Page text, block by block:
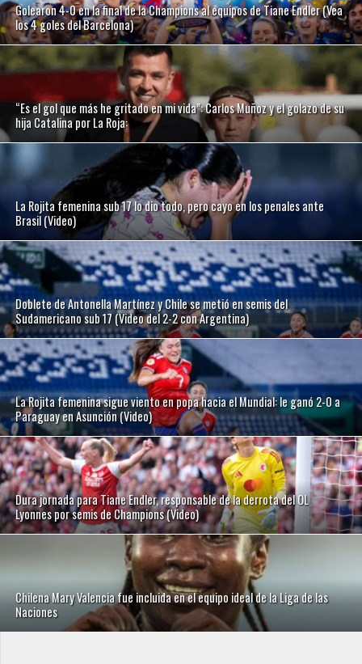
Golearon 4-0 en la final de la Champions al equipos de Tiane Endler (Vea
los 4 goles del Barcelona)
“Es el gol que más he gritado en mi vida”: Carlos Muñoz y el golazo de su
hija Catalina por La Roja:
La Rojita femenina sub 17 lo dio todo, pero cayo en los penales ante
Brasil (Video)
Doblete de Antonella Martínez y Chile se metió en semis del
Sudamericano sub 17 (Video del 2-2 con Argentina)
La Rojita femenina sigue viento en popa hacia el Mundial: le ganó 2-0 a
Paraguay en Asunción (Video)
Dura jornada para Tiane Endler, responsable de la derrota del OL
Lyonnes por semis de Champions (Video)
Chilena Mary Valencia fue incluida en el equipo ideal de la Liga de las
Naciones